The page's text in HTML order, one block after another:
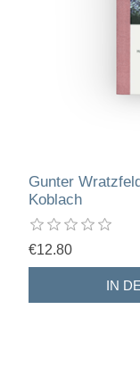
Gunter
Koblach
€12.80